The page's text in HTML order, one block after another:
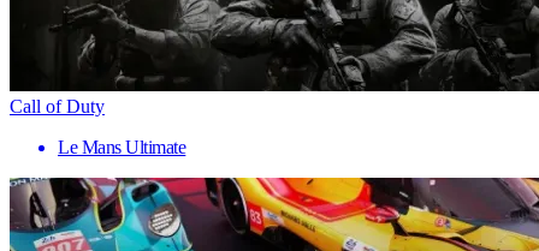
Call of Duty
Le Mans Ultimate